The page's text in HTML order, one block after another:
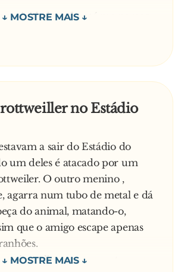
actividade toda, até me parece
É que, no fim das caminhadas,
apetite
no Estádio
a sair do Estádio do
um deles é atacado por um
O outro menino ,
agarra num tubo de metal e dá
do animal, matando-o,
que o amigo escape apenas
um jornalista, pertencente a um